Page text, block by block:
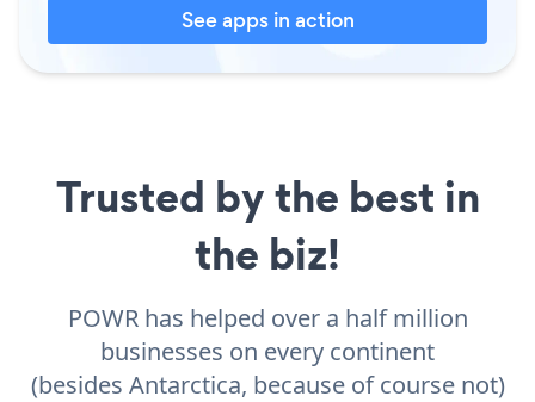
See apps in action
Trusted by the best in
the biz!
POWR has helped over a half million
businesses on every continent
(besides Antarctica, because of course not)